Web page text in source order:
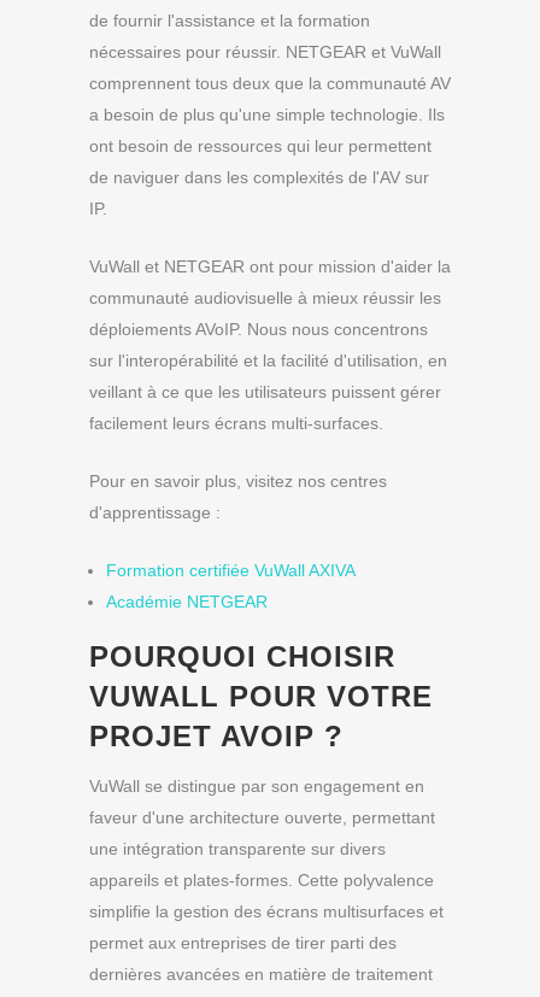
de fournir l'assistance et la formation
nécessaires pour réussir. NETGEAR et VuWall
comprennent tous deux que la communauté AV
a besoin de plus qu'une simple technologie. Ils
ont besoin de ressources qui leur permettent
de naviguer dans les complexités de l'AV sur
IP.
VuWall et NETGEAR ont pour mission d'aider la
communauté audiovisuelle à mieux réussir les
déploiements AVoIP. Nous nous concentrons
sur l'interopérabilité et la facilité d'utilisation, en
veillant à ce que les utilisateurs puissent gérer
facilement leurs écrans multi-surfaces.
Pour en savoir plus, visitez nos centres
d'apprentissage :
Formation certifiée VuWall AXIVA
Académie NETGEAR
POURQUOI CHOISIR
VUWALL POUR VOTRE
PROJET AVOIP ?
VuWall se distingue par son engagement en
faveur d'une architecture ouverte, permettant
une intégration transparente sur divers
appareils et plates-formes. Cette polyvalence
simplifie la gestion des écrans multisurfaces et
permet aux entreprises de tirer parti des
dernières avancées en matière de traitement